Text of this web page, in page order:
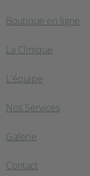
Boutique en ligne
La Clinique
L'équipe
Nos Services
Galerie
Contact